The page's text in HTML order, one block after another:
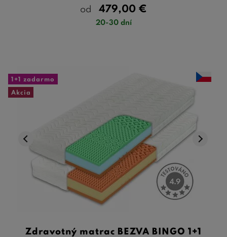
od 479,00 €
20-30 dní
1+1 zadarmo
Akcia
Zdravotný matrac BEZVA BINGO 1+1